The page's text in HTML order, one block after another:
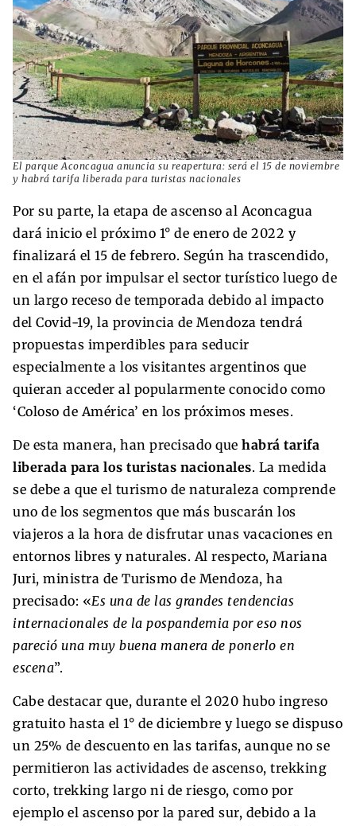
El parque Aconcagua anuncia su reapertura: será el 15 de noviembre
y habrá tarifa liberada para turistas nacionales
Por su parte, la etapa de ascenso al Aconcagua
dará inicio el próximo 1° de enero de 2022 y
finalizará el 15 de febrero. Según ha trascendido,
en el afán por impulsar el sector turístico luego de
un largo receso de temporada debido al impacto
del Covid-19, la provincia de Mendoza tendrá
propuestas imperdibles para seducir
especialmente a los visitantes argentinos que
quieran acceder al popularmente conocido como
‘Coloso de América’ en los próximos meses.
De esta manera, han precisado que habrá tarifa
liberada para los turistas nacionales. La medida
se debe a que el turismo de naturaleza comprende
uno de los segmentos que más buscarán los
viajeros a la hora de disfrutar unas vacaciones en
entornos libres y naturales. Al respecto, Mariana
Juri, ministra de Turismo de Mendoza, ha
precisado: «Es una de las grandes tendencias
internacionales de la pospandemia por eso nos
pareció una muy buena manera de ponerlo en
escena”.
Cabe destacar que, durante el 2020 hubo ingreso
gratuito hasta el 1° de diciembre y luego se dispuso
un 25% de descuento en las tarifas, aunque no se
permitieron las actividades de ascenso, trekking
corto, trekking largo ni de riesgo, como por
ejemplo el ascenso por la pared sur, debido a la